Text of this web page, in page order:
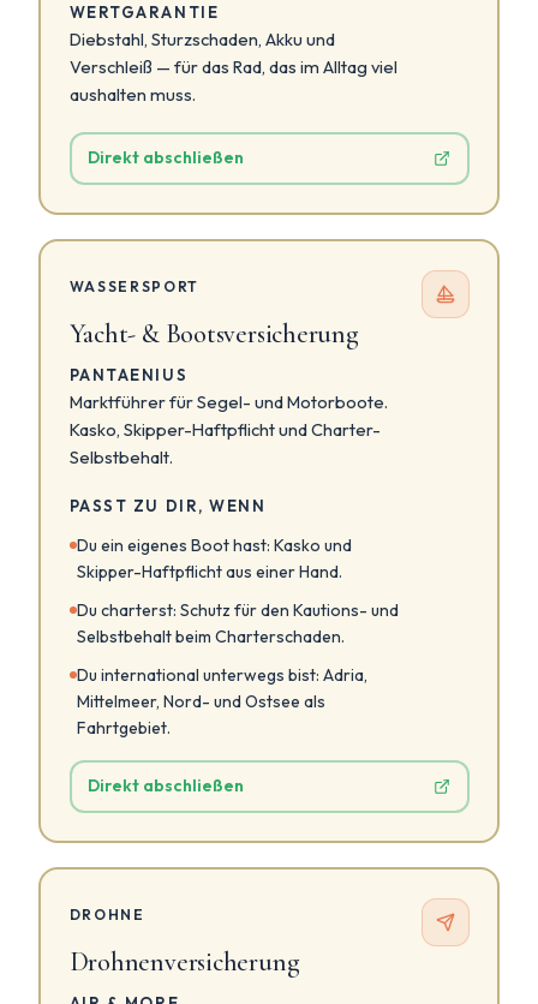
WERTGARANTIE
Diebstahl, Sturzschaden, Akku und
Verschleiß — für das Rad, das im Alltag viel
aushalten muss.
Direkt abschließen
WASSERSPORT
Yacht- & Bootsversicherung
PANTAENIUS
Marktführer für Segel- und Motorboote.
Kasko, Skipper-Haftpflicht und Charter-
Selbstbehalt.
PASST ZU DIR, WENN
Du ein eigenes Boot hast: Kasko und
Skipper-Haftpflicht aus einer Hand.
Du charterst: Schutz für den Kautions- und
Selbstbehalt beim Charterschaden.
Du international unterwegs bist: Adria,
Mittelmeer, Nord- und Ostsee als
Fahrtgebiet.
Direkt abschließen
DROHNE
Drohnenversicherung